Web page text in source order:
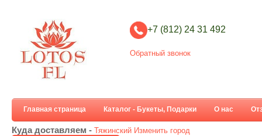
+7 (812) 24 31 492
Обратный звонок
Главная страница Каталог - Букеты, Подарки О нас
Куда доставляем - Тяжинский Изменить город